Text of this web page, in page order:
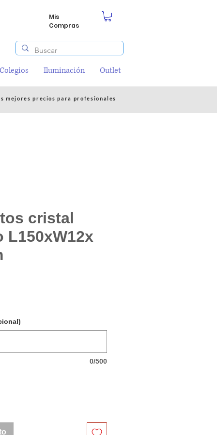
Mis
Compras
Iluminación Outlet
mejores precios para profesionales
cristal
L150xW12x
0/500